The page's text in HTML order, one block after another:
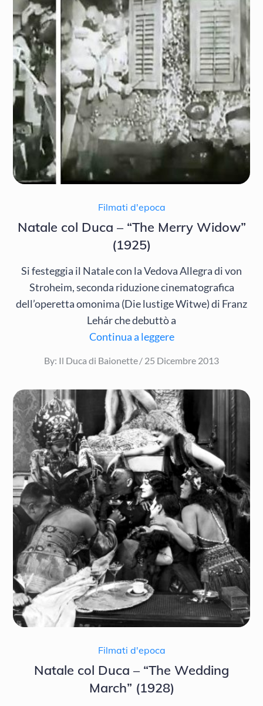
Filmati d'epoca
Natale col Duca – “The Merry Widow”
(1925)
Si festeggia il Natale con la Vedova Allegra di von
Stroheim, seconda riduzione cinematografica
dell’operetta omonima (Die lustige Witwe) di Franz
Lehár che debuttò a
Continua a leggere
By: Il Duca di Baionette
Posted
25 Dicembre 2013
Filmati d'epoca
Natale col Duca – “The Wedding
March” (1928)